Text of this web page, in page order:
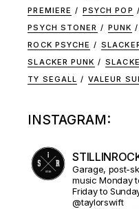
PREMIERE
PSYCH POP
PSYCH STONER
PUNK
ROCK PSYCHE
SLACKER PUNK
TY SEGALL
VALEUR
INSTAGRAM:
Garage, post-
music Monday
Friday to
@taylorswift